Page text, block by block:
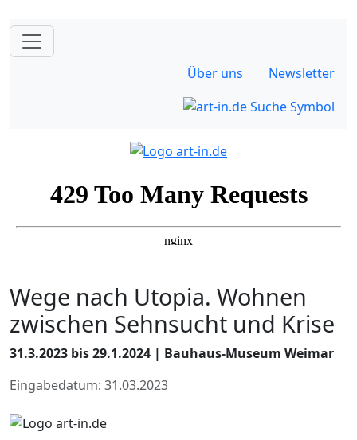
Über uns Newsletter
Wege nach Utopia. Wohnen
zwischen Sehnsucht und Krise
31.3.2023 bis 29.1.2024 | Bauhaus-Museum Weimar
Eingabedatum: 31.03.2023